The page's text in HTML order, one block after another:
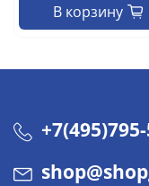
В корзину